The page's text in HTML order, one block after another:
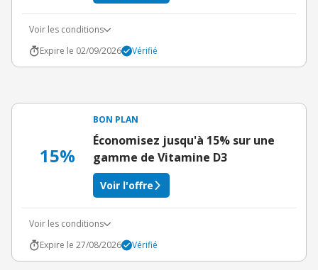
Voir les conditions
Expire le 02/09/2026
Vérifié
15%
BON PLAN
Économisez jusqu'à 15% sur une
gamme de Vitamine D3
Voir l'offre
Voir les conditions
Expire le 27/08/2026
Vérifié